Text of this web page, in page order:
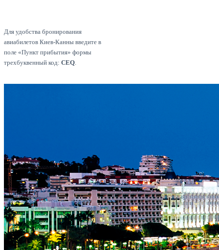
Для удобства бронирования
авиабилетов Киев-Канны введите в
поле «Пункт прибытия» формы
трехбуквенный код: CEQ